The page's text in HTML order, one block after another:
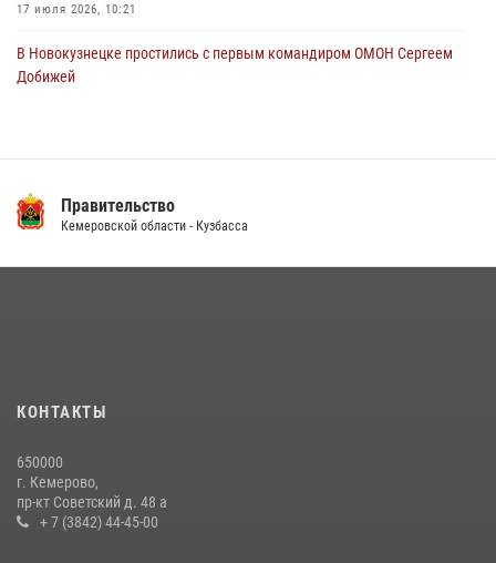
17 июля 2026, 10:21
В Новокузнецке простились с первым командиром ОМОН Сергеем
Добижей
14 июля 2026, 08:52 1
20 июля 2026, 08:52
гипермаркета товары на 13 тысяч рублей (ВИДЕО)
16 июля 2026, 06:43
Правительство
Кемеровской области - Кузбасса
КОНТАКТЫ
650000
г. Кемерово,
пр-кт Советский д. 48 а
+ 7 (3842) 44-45-00